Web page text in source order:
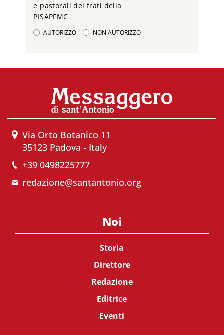
e pastorali dei frati della
PISAPFMC
AUTORIZZO NON AUTORIZZO
Via Orto Botanico 11
35123 Padova - Italy
+39 0498225777
redazione@santantonio.org
Noi
Storia
Direttore
Redazione
Editrice
Eventi